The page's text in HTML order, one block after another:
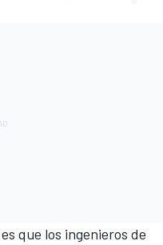
que los ingenieros de